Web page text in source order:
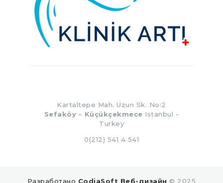
Kartaltepe Mah. Uzun Sk. No:2
Sefaköy – Küçükçekmece Istanbul -
Turkey
0(212) 541 4 541
Разработано CodiaSoft Веб-дизайн © 2025